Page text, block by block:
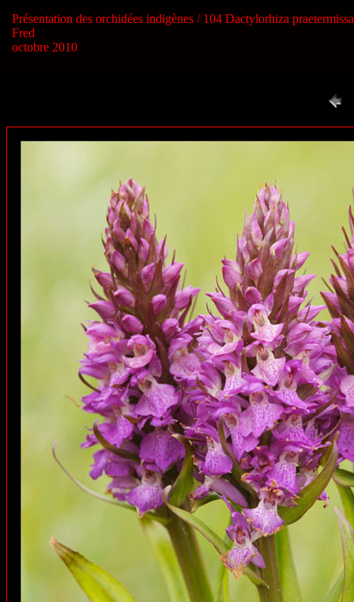
Présentation des orchidées indigènes / 104 Dactylorhiza praetermissa
Fred
octobre 2010